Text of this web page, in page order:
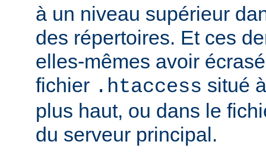
à un niveau supérieur
des répertoires. Et ces
elles-mêmes avoir
fichier .htaccess situé
plus haut, ou dans le
du serveur principal.